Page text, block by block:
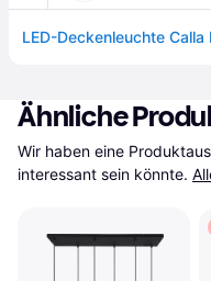
Ähnliche
Wir haben eine
interessant sein könnte.